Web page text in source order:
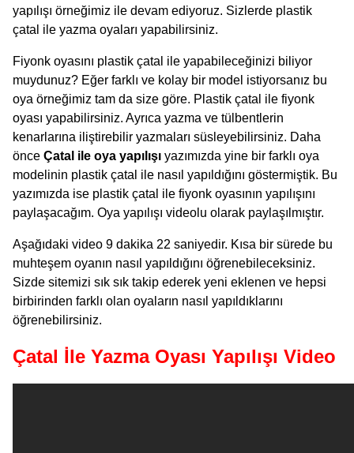
yapılışı örneğimiz ile devam ediyoruz. Sizlerde plastik
çatal ile yazma oyaları yapabilirsiniz.
Fiyonk oyasını plastik çatal ile yapabileceğinizi biliyor
muydunuz? Eğer farklı ve kolay bir model istiyorsanız bu
oya örneğimiz tam da size göre. Plastik çatal ile fiyonk
oyası yapabilirsiniz. Ayrıca yazma ve tülbentlerin
kenarlarına iliştirebilir yazmaları süsleyebilirsiniz. Daha
önce Çatal ile oya yapılışı yazımızda yine bir farklı oya
modelinin plastik çatal ile nasıl yapıldığını göstermiştik. Bu
yazımızda ise plastik çatal ile fiyonk oyasının yapılışını
paylaşacağım. Oya yapılışı videolu olarak paylaşılmıştır.
Aşağıdaki video 9 dakika 22 saniyedir. Kısa bir sürede bu
muhteşem oyanın nasıl yapıldığını öğrenebileceksiniz.
Sizde sitemizi sık sık takip ederek yeni eklenen ve hepsi
birbirinden farklı olan oyaların nasıl yapıldıklarını
öğrenebilirsiniz.
Çatal İle Yazma Oyası Yapılışı Video